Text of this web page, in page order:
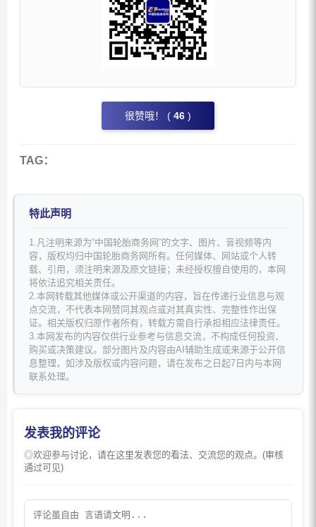
很赞哦！ ( 46 )
TAG：
特此声明
1.凡注明来源为“中国轮胎商务网”的文字、图片、音视频等内
容，版权均归中国轮胎商务网所有。任何媒体、网站或个人转
载、引用，须注明来源及原文链接；未经授权擅自使用的，本网
将依法追究相关责任。
2.本网转载其他媒体或公开渠道的内容，旨在传递行业信息与观
点交流，不代表本网赞同其观点或对其真实性、完整性作出保
证。相关版权归原作者所有，转载方需自行承担相应法律责任。
3.本网发布的内容仅供行业参考与信息交流，不构成任何投资、
购买或决策建议。部分图片及内容由AI辅助生成或来源于公开信
息整理，如涉及版权或内容问题，请在发布之日起7日内与本网
联系处理。
发表我的评论
◎欢迎参与讨论，请在这里发表您的看法、交流您的观点。(审核
通过可见)